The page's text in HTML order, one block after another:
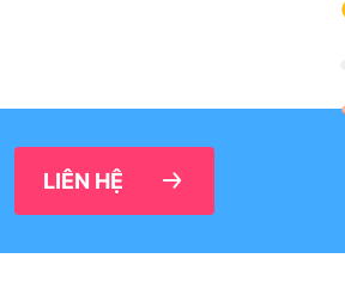
LIÊN HỆ